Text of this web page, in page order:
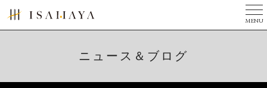
MENU
美しい家とは
ニュース＆ブログ